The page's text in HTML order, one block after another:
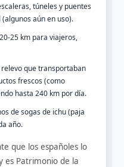
túneles y puentes
aún en uso).
25 km para viajeros,
que transportaban
frescos (como
hasta 240 km por día.
de sogas de ichu (paja
año.
que los españoles lo
es Patrimonio de la